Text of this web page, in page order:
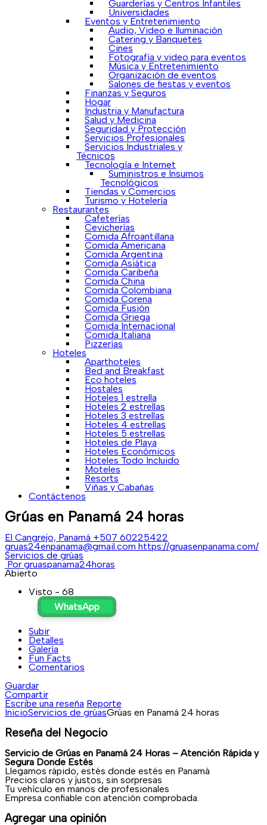
Guarderías y Centros Infantiles
Universidades
Eventos y Entretenimiento
Audio, Video e Iluminación
Catering y Banquetes
Cines
Fotografía y video para eventos
Música y Entretenimiento
Organización de eventos
Salones de fiestas y eventos
Finanzas y Seguros
Hogar
Industria y Manufactura
Salud y Medicina
Seguridad y Protección
Servicios Profesionales
Servicios Industriales y
Técnicos
Tecnología e Internet
Suministros e Insumos
Tecnológicos
Tiendas y Comercios
Turismo y Hotelería
Restaurantes
Cafeterías
Cevicherías
Comida Afroantillana
Comida Americana
Comida Argentina
Comida Asiática
Comida Caribeña
Comida China
Comida Colombiana
Comida Corena
Comida Fusión
Comida Griega
Comida Internacional
Comida Italiana
Pizzerías
Hoteles
Aparthoteles
Bed and Breakfast
Eco hoteles
Hostales
Hoteles 1 estrella
Hoteles 2 estrellas
Hoteles 3 estrellas
Hoteles 4 estrellas
Hoteles 5 estrellas
Hoteles de Playa
Hoteles Económicos
Hoteles Todo Incluido
Moteles
Resorts
Viñas y Cabañas
Contáctenos
Grúas en Panamá 24 horas
El Cangrejo, Panamá +507 60225422
gruas24enpanama@gmail.com https://gruasenpanama.com/
Servicios de grúas
Por gruaspanama24horas
Abierto
Visto - 68
WhatsApp
Subir
Detalles
Galería
Fun Facts
Comentarios
Guardar
Compartir
Escribe una reseña Reporte
InicioServicios de grúasGrúas en Panamá 24 horas
Reseña del Negocio
Servicio de Grúas en Panamá 24 Horas – Atención Rápida y
Segura Donde Estés
Llegamos rápido, estés donde estés en Panamá
Precios claros y justos, sin sorpresas
Tu vehículo en manos de profesionales
Empresa confiable con atención comprobada.
Agregar una opinión